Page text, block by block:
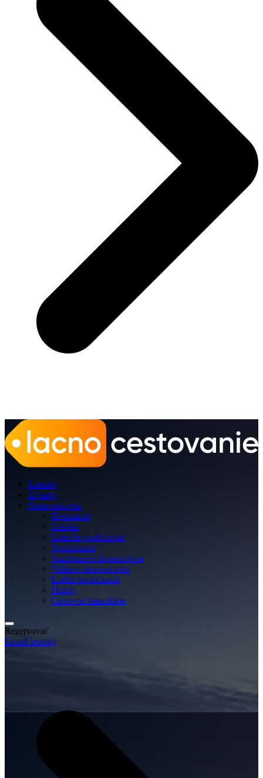
Letenky
Zájazdy
Sprievodcovia
Destinácie
Letisko
Letecké spoločnosti
Spoločnosti
Autobusoví dopravcovia
Vlakoví dopravcovia
Lodné spoločnosti
Hotely
Cestovné kancelárie
Rezervovať
Lacné letenky